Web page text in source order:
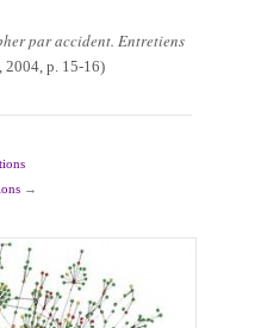
par accident. Entretiens
2004, p. 15-16)
→